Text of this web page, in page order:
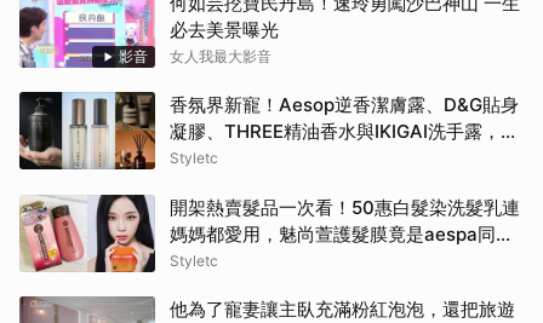
影音
必去美景曝光
女人我最大影音
香氛界新寵！Aesop逆香潔膚露、D&G貼身
凝膠、THREE精油香水與IKIGAI洗手露，用
高質感香氣包覆妳的盛夏日常
Styletc
開架熱賣髮品一次看！50惠白髮染洗髮乳連
媽媽都愛用，魅尚萱護髮膜竟是aespa同
款！
Styletc
他為了寵妻讓主臥充滿粉紅泡泡，還把旅遊